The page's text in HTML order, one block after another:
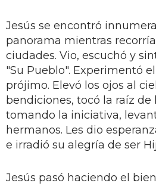
Jesús se encontró
panorama mientras
ciudades. Vio, escuchó y
"Su Pueblo". Experimentó
prójimo. Elevó los ojos al
bendiciones, tocó la raíz de
tomando la iniciativa,
hermanos. Les dio
e irradió su alegría de ser
Jesús pasó haciendo el